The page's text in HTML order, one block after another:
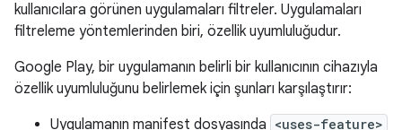
kullanıcılara görünen uygulamaları filtreler. Uygulamaları
filtreleme yöntemlerinden biri, özellik uyumluluğudur.
Google Play, bir uygulamanın belirli bir kullanıcının cihazıyla
özellik uyumluluğunu belirlemek için şunları karşılaştırır:
Uygulamanın manifest dosyasında <uses-feature>